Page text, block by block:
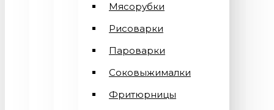
Мясорубки
Рисоварки
Пароварки
Соковыжималки
Фритюрницы